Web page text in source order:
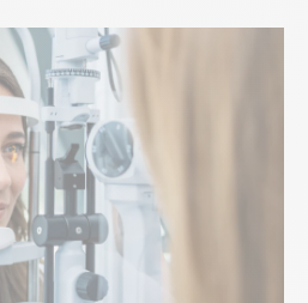
traitement à mettre en
? Est-ce qu'un orgelet
tout seul ou doit-on